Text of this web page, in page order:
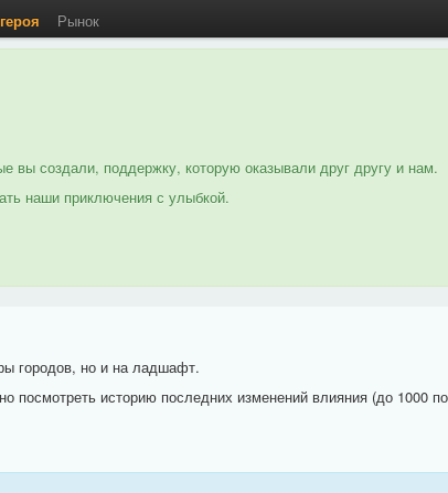
Рынок
вы создали, поддержку, которую оказывали друг другу и нам.
наши приключения с улыбкой.
городов, но и на ладшафт.
историю последних изменений влияния (до 1000